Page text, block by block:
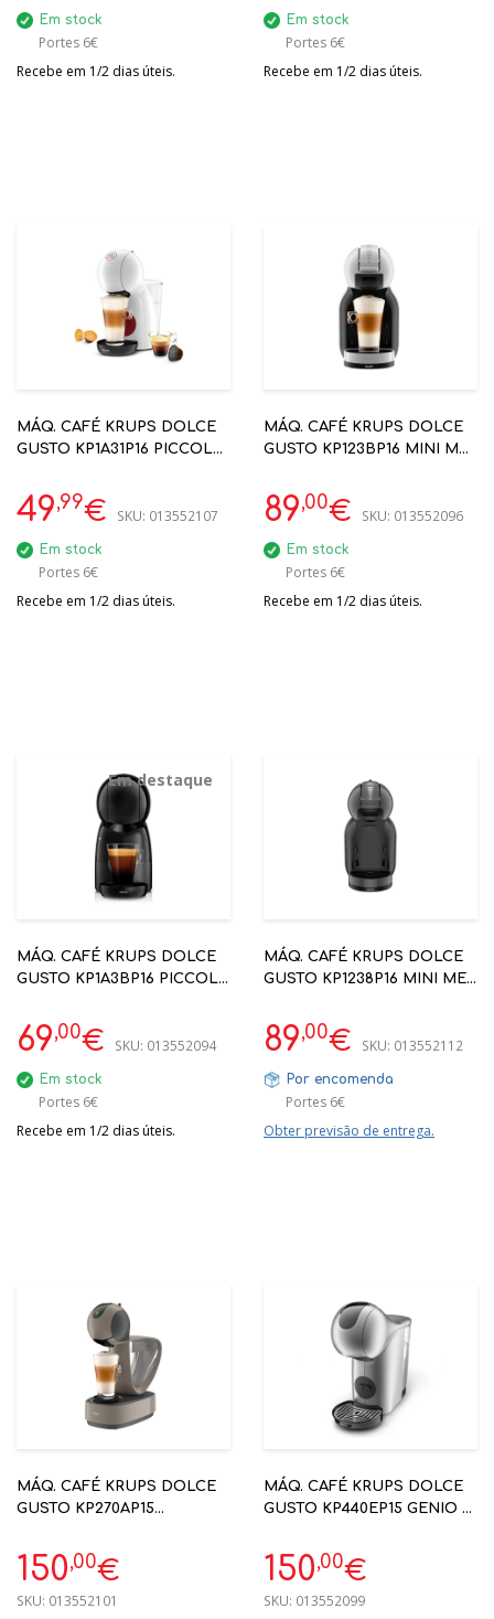
Em stock
Portes 6€
Recebe em 1/2 dias úteis.
Em stock
Portes 6€
Recebe em 1/2 dias úteis.
MÁQ. CAFÉ KRUPS DOLCE
GUSTO KP1A31P16 PICCOLO
49,99€ SKU: 013552107
Em stock
Portes 6€
Recebe em 1/2 dias úteis.
MÁQ. CAFÉ KRUPS DOLCE
GUSTO KP123BP16 MINI ME
89,00€ SKU: 013552096
Em stock
Portes 6€
Recebe em 1/2 dias úteis.
Em destaque
MÁQ. CAFÉ KRUPS DOLCE
GUSTO KP1A3BP16 PICCOLO
69,00€ SKU: 013552094
Em stock
Portes 6€
Recebe em 1/2 dias úteis.
MÁQ. CAFÉ KRUPS DOLCE
GUSTO KP1238P16 MINI ME
89,00€ SKU: 013552112
Por encomenda
Portes 6€
Obter previsão de entrega.
MÁQ. CAFÉ KRUPS DOLCE
GUSTO KP270AP15
150,00€
SKU: 013552101
MÁQ. CAFÉ KRUPS DOLCE
GUSTO KP440EP15 GENIO S
150,00€
SKU: 013552099